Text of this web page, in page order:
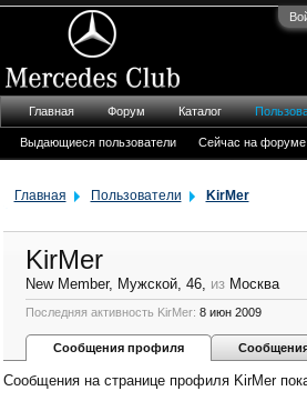
Главная Пользователи KirMer
KirMer
New Member, Мужской, 46, из Москва
Последняя активность KirMer: 8 июн 2009
Сообщения профиля
Сообщения на странице профиля KirMer
Главная Форум Каталог
Выдающиеся пользователи Сейчас на форуме